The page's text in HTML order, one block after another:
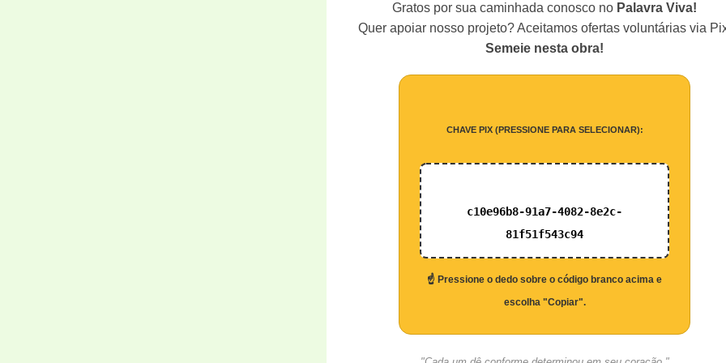
Gratos por sua caminhada conosco no Palavra Viva!
Quer apoiar nosso projeto? Aceitamos ofertas voluntárias via
Semeie nesta obra!
CHAVE PIX (PRESSIONE PARA SELECIONAR):
c10e96b8-91a7-4082-8e2c-
81f51f543c94
☝️ Pressione o dedo sobre o código branco acima e
escolha "Copiar".